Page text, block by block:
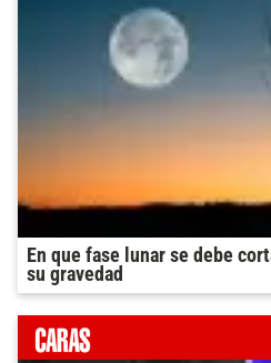
En que fase lunar se debe
su gravedad